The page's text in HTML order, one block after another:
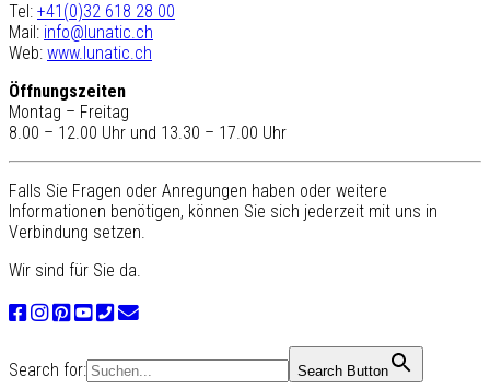
Tel: +41(0)32 618 28 00
Mail: info@lunatic.ch
Web: www.lunatic.ch
Öffnungszeiten
Montag – Freitag
8.00 – 12.00 Uhr und 13.30 – 17.00 Uhr
Falls Sie Fragen oder Anregungen haben oder weitere
Informationen benötigen, können Sie sich jederzeit mit uns in
Verbindung setzen.
Wir sind für Sie da.
Search for: Search Button